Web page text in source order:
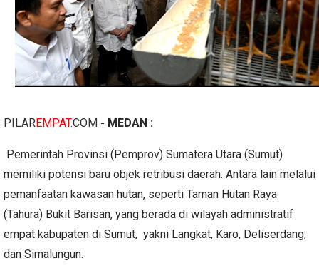
PILAREMPAT.COM - MEDAN :
Pemerintah Provinsi (Pemprov) Sumatera Utara (Sumut)
memiliki potensi baru objek retribusi daerah. Antara lain melalui
pemanfaatan kawasan hutan, seperti Taman Hutan Raya
(Tahura) Bukit Barisan, yang berada di wilayah administratif
empat kabupaten di Sumut, yakni Langkat, Karo, Deliserdang,
dan Simalungun.